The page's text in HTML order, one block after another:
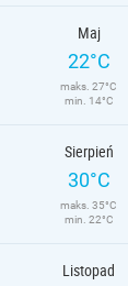
Maj
22°C
maks. 27°C
min. 14°C
Sierpień
30°C
maks. 35°C
min. 22°C
Listopad